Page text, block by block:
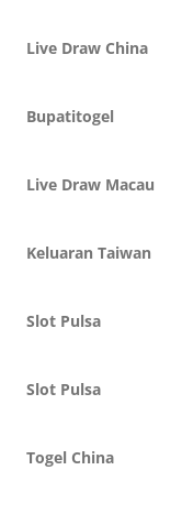
Live Draw China
Bupatitogel
Live Draw Macau
Keluaran Taiwan
Slot Pulsa
Slot Pulsa
Togel China